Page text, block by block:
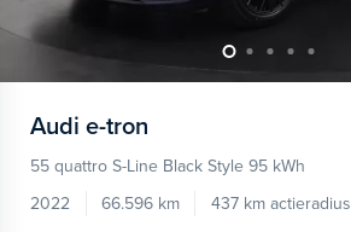
Audi e-tron
55 quattro S-Line Black Style 95 kWh
2022
66.596 km 437 km actieradius